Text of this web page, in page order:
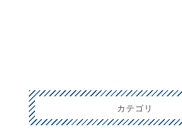
カテゴリ